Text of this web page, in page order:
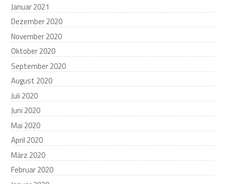
Januar 2021
Dezember 2020
November 2020
Oktober 2020
September 2020
August 2020
Juli 2020
Juni 2020
Mai 2020
April 2020
März 2020
Februar 2020